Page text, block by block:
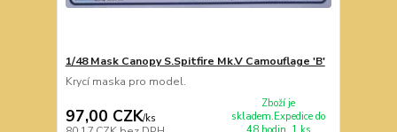
1/48 Mask Canopy S.Spitfire Mk.V Camouflage 'B'
Krycí maska pro model.
97,00 CZK/ks
Zboží je
skladem.Expedice do